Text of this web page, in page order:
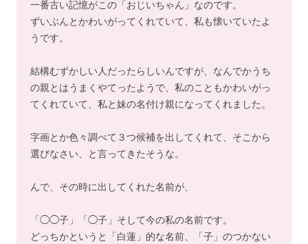
一番古い記憶がこの「おじいちゃん」なのです。
ずいぶんとかわいがってくれていて、私も懐いていたよ
うです。
結構むずかしい人だったらしいんですが、なんでかうち
の親とはうまくやてったようで、私のこともかわいがっ
てくれていて、私と妹の名付け親になってくれました。
字画とか色々調べて３つ候補を出してくれて、そこから
選びなさい、と言ってきたそうな。
んで、その時に出してくれた名前が、
「◯◯子」「◯子」そして今の私の名前です。
どっちかというと「白蓮」的な名前、「子」のつかない